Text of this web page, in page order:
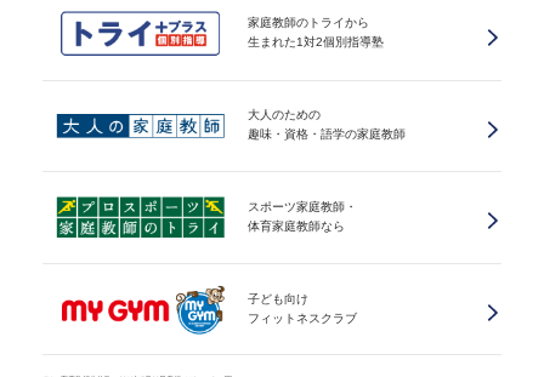
家庭教師のトライから
生まれた1対2個別指導塾
大人のための
趣味・資格・語学の家庭教師
スポーツ家庭教師・
体育家庭教師なら
子ども向け
フィットネスクラブ